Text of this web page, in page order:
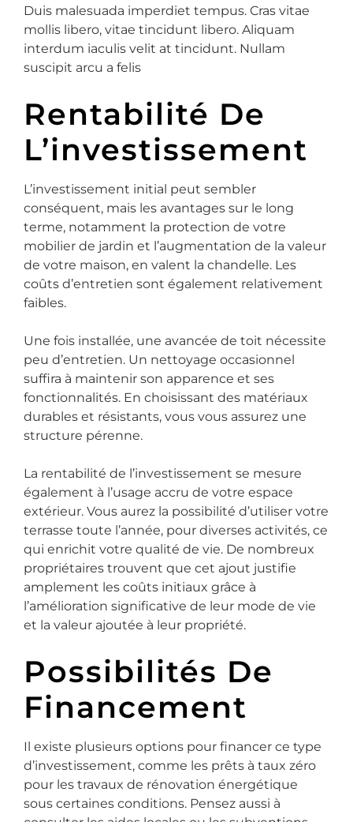
Duis malesuada imperdiet tempus. Cras vitae
mollis libero, vitae tincidunt libero. Aliquam
interdum iaculis velit at tincidunt. Nullam
suscipit arcu a felis
Rentabilité De
L’investissement
L’investissement initial peut sembler
conséquent, mais les avantages sur le long
terme, notamment la protection de votre
mobilier de jardin et l’augmentation de la valeur
de votre maison, en valent la chandelle. Les
coûts d’entretien sont également relativement
faibles.
Une fois installée, une avancée de toit nécessite
peu d’entretien. Un nettoyage occasionnel
suffira à maintenir son apparence et ses
fonctionnalités. En choisissant des matériaux
durables et résistants, vous vous assurez une
structure pérenne.
La rentabilité de l’investissement se mesure
également à l’usage accru de votre espace
extérieur. Vous aurez la possibilité d’utiliser votre
terrasse toute l’année, pour diverses activités, ce
qui enrichit votre qualité de vie. De nombreux
propriétaires trouvent que cet ajout justifie
amplement les coûts initiaux grâce à
l’amélioration significative de leur mode de vie
et la valeur ajoutée à leur propriété.
Possibilités De
Financement
Il existe plusieurs options pour financer ce type
d’investissement, comme les prêts à taux zéro
pour les travaux de rénovation énergétique
sous certaines conditions. Pensez aussi à